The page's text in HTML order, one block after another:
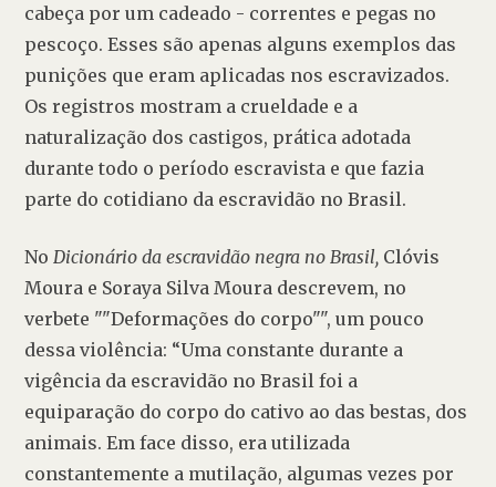
cabeça por um cadeado - correntes e pegas no
pescoço. Esses são apenas alguns exemplos das
punições que eram aplicadas nos escravizados.
Os registros mostram a crueldade e a
naturalização dos castigos, prática adotada
durante todo o período escravista e que fazia
parte do cotidiano da escravidão no Brasil.
No Dicionário da escravidão negra no Brasil, Clóvis
Moura e Soraya Silva Moura descrevem, no
verbete ""Deformações do corpo"", um pouco
dessa violência: “Uma constante durante a
vigência da escravidão no Brasil foi a
equiparação do corpo do cativo ao das bestas, dos
animais. Em face disso, era utilizada
constantemente a mutilação, algumas vezes por